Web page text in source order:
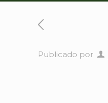
Publicado por